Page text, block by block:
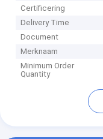
Certificering
Delivery Time
Document
Merknaam
Minimum Order
Quantity